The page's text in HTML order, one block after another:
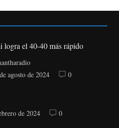
logra el 40-40 más rápido
agosto de 2024
0
de 2024 0